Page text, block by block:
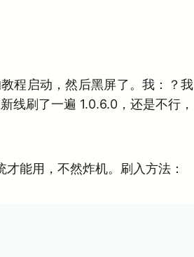
程启动，然后黑屏了。我：？我
线刷了一遍 1.0.6.0，还是不行，
能用，不然炸机。刷入方法：